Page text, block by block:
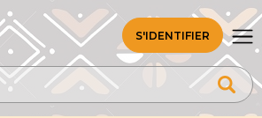
S'IDENTIFIER